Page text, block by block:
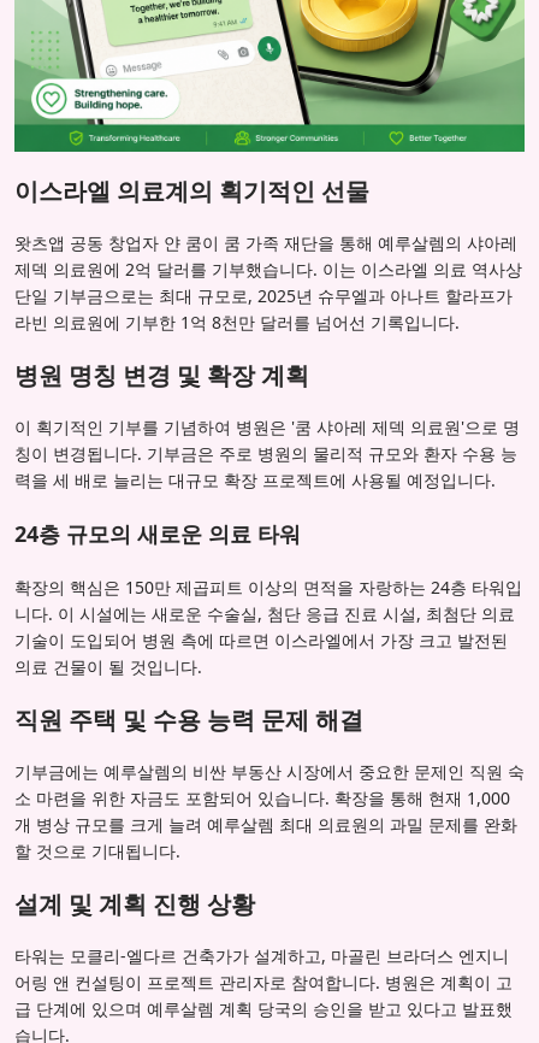
이스라엘 의료계의 획기적인 선물
왓츠앱 공동 창업자 얀 쿰이 쿰 가족 재단을 통해 예루살렘의 샤아레
제덱 의료원에 2억 달러를 기부했습니다. 이는 이스라엘 의료 역사상
단일 기부금으로는 최대 규모로, 2025년 슈무엘과 아나트 할라프가
라빈 의료원에 기부한 1억 8천만 달러를 넘어선 기록입니다.
병원 명칭 변경 및 확장 계획
이 획기적인 기부를 기념하여 병원은 '쿰 샤아레 제덱 의료원'으로 명
칭이 변경됩니다. 기부금은 주로 병원의 물리적 규모와 환자 수용 능
력을 세 배로 늘리는 대규모 확장 프로젝트에 사용될 예정입니다.
24층 규모의 새로운 의료 타워
확장의 핵심은 150만 제곱피트 이상의 면적을 자랑하는 24층 타워입
니다. 이 시설에는 새로운 수술실, 첨단 응급 진료 시설, 최첨단 의료
기술이 도입되어 병원 측에 따르면 이스라엘에서 가장 크고 발전된
의료 건물이 될 것입니다.
직원 주택 및 수용 능력 문제 해결
기부금에는 예루살렘의 비싼 부동산 시장에서 중요한 문제인 직원 숙
소 마련을 위한 자금도 포함되어 있습니다. 확장을 통해 현재 1,000
개 병상 규모를 크게 늘려 예루살렘 최대 의료원의 과밀 문제를 완화
할 것으로 기대됩니다.
설계 및 계획 진행 상황
타워는 모클리-엘다르 건축가가 설계하고, 마골린 브라더스 엔지니
어링 앤 컨설팅이 프로젝트 관리자로 참여합니다. 병원은 계획이 고
급 단계에 있으며 예루살렘 계획 당국의 승인을 받고 있다고 발표했
습니다.